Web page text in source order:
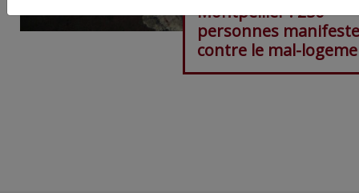
Montpellier : 250
personnes
contre le mal-